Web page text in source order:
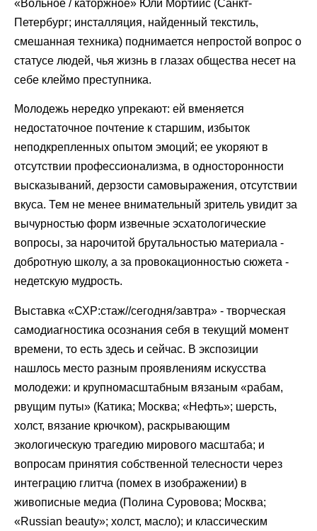
«Вольное / каторжное» Юли Мортиис (Санкт-
Петербург; инсталляция, найденный текстиль,
смешанная техника) поднимается непростой вопрос о
статусе людей, чья жизнь в глазах общества несет на
себе клеймо преступника.
Молодежь нередко упрекают: ей вменяется
недостаточное почтение к старшим, избыток
неподкрепленных опытом эмоций; ее укоряют в
отсутствии профессионализма, в односторонности
высказываний, дерзости самовыражения, отсутствии
вкуса. Тем не менее внимательный зритель увидит за
вычурностью форм извечные эсхатологические
вопросы, за нарочитой брутальностью материала -
добротную школу, а за провокационностью сюжета -
недетскую мудрость.
Выставка «СХР:стаж//сегодня/завтра» - творческая
самодиагностика осознания себя в текущий момент
времени, то есть здесь и сейчас. В экспозиции
нашлось место разным проявлениям искусства
молодежи: и крупномасштабным вязаным «рабам,
рвущим путы» (Катика; Москва; «Нефть»; шерсть,
холст, вязание крючком), раскрывающим
экологическую трагедию мирового масштаба; и
вопросам принятия собственной телесности через
интеграцию глитча (помех в изображении) в
живописные медиа (Полина Суровова; Москва;
«Russian beauty»; холст, масло); и классическим